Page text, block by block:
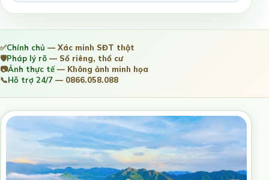
✅Chính chủ — Xác minh SĐT thật
🛡️Pháp lý rõ — Sổ riêng, thổ cư
📷Ảnh thực tế— Không ảnh minh họa
📞Hỗ trợ 24/7 — 0866.058.088